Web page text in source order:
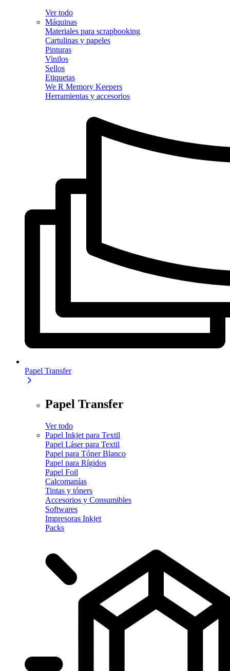
Ver todo
Máquinas
Materiales para scrapbooking
Cartulinas y papeles
Pinturas
Vinilos
Sellos
Etiquetas
We R Memory Keepers
Herramientas y accesorios
Papel Transfer
Papel Transfer
Ver todo
Papel Inkjet para Textil
Papel Láser para Textil
Papel para Tóner Blanco
Papel para Rígidos
Papel Foil
Calcomanías
Tintas y tóners
Accesorios y Consumibles
Softwares
Impresoras Inkjet
Packs